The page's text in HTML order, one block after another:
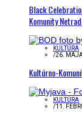
Black
Komunity
KULTÚRA
/26.
Kultúrno-
KULTÚRA
/11.